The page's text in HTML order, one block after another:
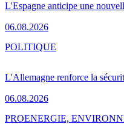
L'Espagne anticipe une
06.08.2026
L'Allemagne renforce la
06.08.2026
POLITIQUE
PROENERGIE,